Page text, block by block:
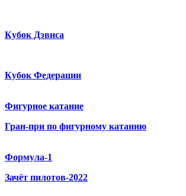
Кубок Дэвиса
Кубок Федерации
Фигурное катание
Гран-при по фигурному катанию
Формула-1
Зачёт пилотов-2022